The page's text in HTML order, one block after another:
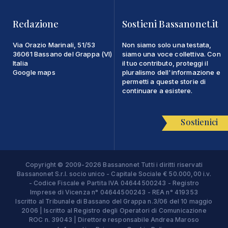
Redazione
Via Orazio Marinali, 51/53
36061 Bassano del Grappa (VI)
Italia
Google maps
Sostieni Bassanonet.it
Non siamo solo una testata,
siamo una voce collettiva. Con
il tuo contributo, proteggi il
pluralismo dell'informazione e
permetti a queste storie di
continuare a esistere.
Sostienici
Copyright © 2009-2026 Bassanonet Tutti i diritti riservati
Bassanonet S.r.l. socio unico - Capitale Sociale € 50.000,00 i.v.
- Codice Fiscale e Partita IVA 04644500243 - Registro
Imprese di Vicenza n° 04644500243 - REA n° 419353
Iscritto al Tribunale di Bassano del Grappa n.3/06 del 10 maggio
2006 | Iscritto al Registro degli Operatori di Comunicazione
ROC n. 39043 | Direttore responsabile Andrea Maroso